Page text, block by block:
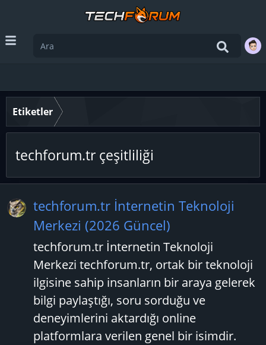
Etiketler
techforum.tr çeşitliliği
techforum.tr İnternetin Teknoloji
Merkezi (2026 Güncel)
techforum.tr İnternetin Teknoloji
Merkezi techforum.tr, ortak bir teknoloji
ilgisine sahip insanların bir araya gelerek
bilgi paylaştığı, soru sorduğu ve
deneyimlerini aktardığı online
platformlara verilen genel bir isimdir.